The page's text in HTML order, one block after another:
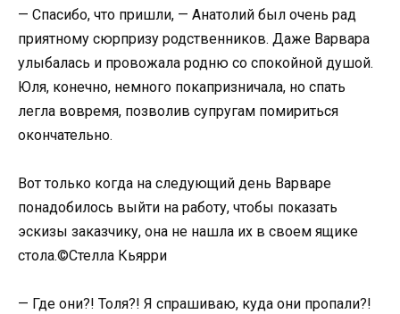
— Спасибо, что пришли, — Анатолий был очень рад
приятному сюрпризу родственников. Даже Варвара
улыбалась и провожала родню со спокойной душой.
Юля, конечно, немного покапризничала, но спать
легла вовремя, позволив супругам помириться
окончательно.
Вот только когда на следующий день Варваре
понадобилось выйти на работу, чтобы показать
эскизы заказчику, она не нашла их в своем ящике
стола.©Стелла Кьярри
— Где они?! Толя?! Я спрашиваю, куда они пропали?!